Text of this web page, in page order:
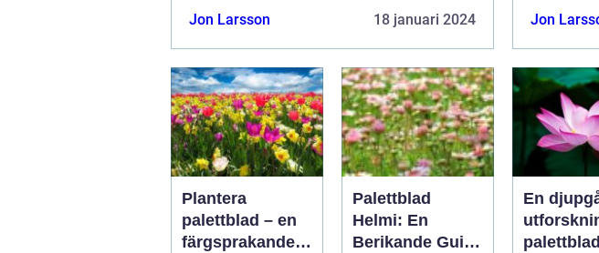
trädgårdar och inomhusmiljöer. Dess
Jon Larsson 18 januari 2024 Jon
Plantera
palettblad – en
färgsprakande
Palettblad
Helmi: En
Berikande Guide
En